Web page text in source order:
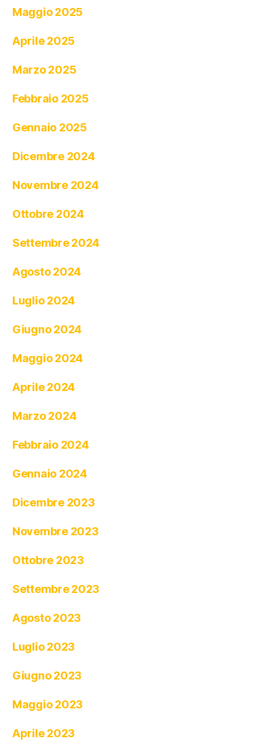
Maggio 2025
Aprile 2025
Marzo 2025
Febbraio 2025
Gennaio 2025
Dicembre 2024
Novembre 2024
Ottobre 2024
Settembre 2024
Agosto 2024
Luglio 2024
Giugno 2024
Maggio 2024
Aprile 2024
Marzo 2024
Febbraio 2024
Gennaio 2024
Dicembre 2023
Novembre 2023
Ottobre 2023
Settembre 2023
Agosto 2023
Luglio 2023
Giugno 2023
Maggio 2023
Aprile 2023